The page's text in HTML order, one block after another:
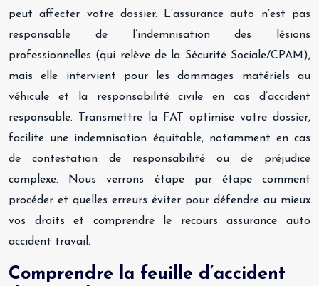
peut affecter votre dossier. L’assurance auto n’est pas
responsable de l’indemnisation des lésions
professionnelles (qui relève de la Sécurité Sociale/CPAM),
mais elle intervient pour les dommages matériels au
véhicule et la responsabilité civile en cas d’accident
responsable. Transmettre la FAT optimise votre dossier,
facilite une indemnisation équitable, notamment en cas
de contestation de responsabilité ou de préjudice
complexe. Nous verrons étape par étape comment
procéder et quelles erreurs éviter pour défendre au mieux
vos droits et comprendre le recours assurance auto
accident travail.
Comprendre la feuille d’accident